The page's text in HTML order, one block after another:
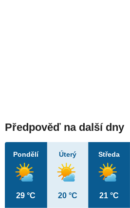
Předpověď na další dny
Pondělí
29 °C
Úterý
20 °C
Středa
21 °C